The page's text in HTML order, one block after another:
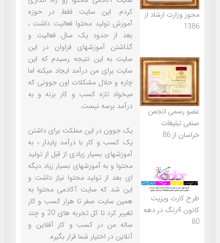
مجوز وزارت ارشاد از
1386
عضو رسمی انجمن
صنفی تبلیغات
خراسان از 86
طرح کارت ویزیت
کانون 4رنگ در دهه
80
کردم. این سایت فقط در حوزه
آموزش تولید محتوا فعالیت داشت ،
بعد از حدود یک سال فعالیت و
گذاشتن آموزشهای فراوان در این
سایت به این نتیجه رسیدم که این
سایت برای من درآمد ایجاد میکنه اما
چاره و حلال مشکلات اون جوونی که
میخواد تازه کسب و کار بزنه و به
درآمد برسه نیست.
یک جوون در این مملکت برای داشتن
یک کسب و کار با درآمد پایدار ، به
آموزشهای بسیار زیادی از قبل از تولید
محتوا و به آموزشهای بسیار زیاد دیگه
ای بعد از تولید محتوا نیاز داشت و
این شد که سایت آکادمی محتوا به
همین سایت صفر تا هزار کسب و کار
تغییر کرد تا کل تجربه های 20 و چند
ساله من در کسب و کار آفلاین و
آنلاین در اختیار شما قرار بگیره.